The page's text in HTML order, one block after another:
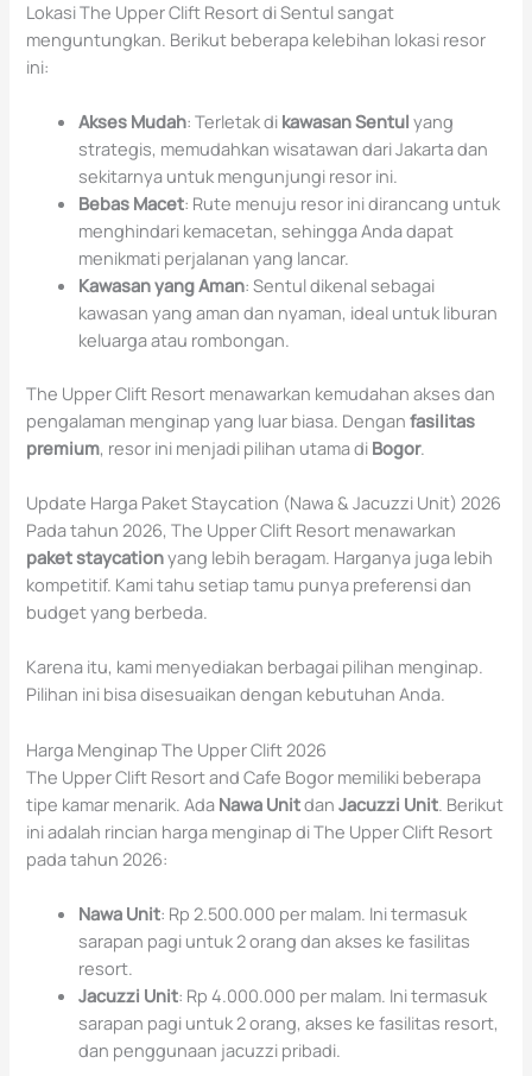
Lokasi The Upper Clift Resort di Sentul sangat
menguntungkan. Berikut beberapa kelebihan lokasi resor
ini:
Akses Mudah: Terletak di kawasan Sentul yang
strategis, memudahkan wisatawan dari Jakarta dan
sekitarnya untuk mengunjungi resor ini.
Bebas Macet: Rute menuju resor ini dirancang untuk
menghindari kemacetan, sehingga Anda dapat
menikmati perjalanan yang lancar.
Kawasan yang Aman: Sentul dikenal sebagai
kawasan yang aman dan nyaman, ideal untuk liburan
keluarga atau rombongan.
The Upper Clift Resort menawarkan kemudahan akses dan
pengalaman menginap yang luar biasa. Denganfasilitas
premium, resor ini menjadi pilihan utama di Bogor.
Update Harga Paket Staycation (Nawa & Jacuzzi Unit) 2026
Pada tahun 2026, The Upper Clift Resort menawarkan
paket staycationyang lebih beragam. Harganya juga lebih
kompetitif. Kami tahu setiap tamu punya preferensi dan
budget yang berbeda.
Karena itu, kami menyediakan berbagai pilihan menginap.
Pilihan ini bisa disesuaikan dengan kebutuhan Anda.
Harga Menginap The Upper Clift 2026
The Upper Clift Resort and Cafe Bogor memiliki beberapa
tipe kamar menarik. Ada Nawa UnitdanJacuzzi Unit. Berikut
ini adalah rincian harga menginap di The Upper Clift Resort
pada tahun 2026:
Nawa Unit: Rp 2.500.000 per malam. Ini termasuk
sarapan pagi untuk 2 orang dan akses ke fasilitas
resort.
Jacuzzi Unit: Rp 4.000.000 per malam. Ini termasuk
sarapan pagi untuk 2 orang, akses ke fasilitas resort,
dan penggunaan jacuzzi pribadi.